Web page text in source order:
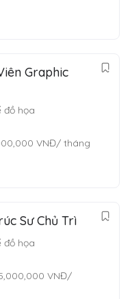
Graphic
đồ họa
VNĐ/ tháng
Sư Chủ Trì
đồ họa
VNĐ/